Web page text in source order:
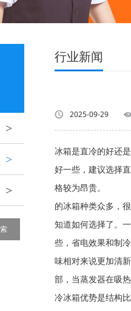
>
>
>
行业新闻
2025-09-29
冰箱是直冷的好还
好一些，建议选择
格较为昂贵。 冰
的冰箱种类众多，
知道如何选择了。
些，省电效果和制
味相对来说更加清
部，当蒸发器在吸
冷冰箱优势是结构